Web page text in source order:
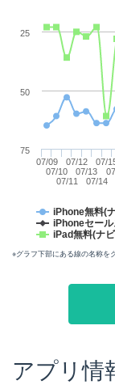
iPhone無料(
iPhoneセー
iPad無料(ナ
07/09
07/10
07/11
07/12
07/13
07/14
07/
50
25
75
※グラフ下部にある線の名称を
アプリ情